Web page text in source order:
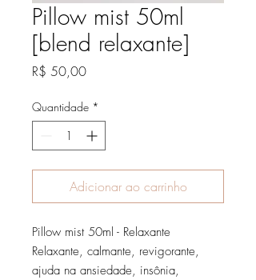
Pillow mist 50ml
[blend relaxante]
R$ 50,00Preço
Quantidade *
Adicionar ao carrinho
Pillow mist 50ml - Relaxante
Relaxante, calmante, revigorante,
ajuda na ansiedade, insônia,